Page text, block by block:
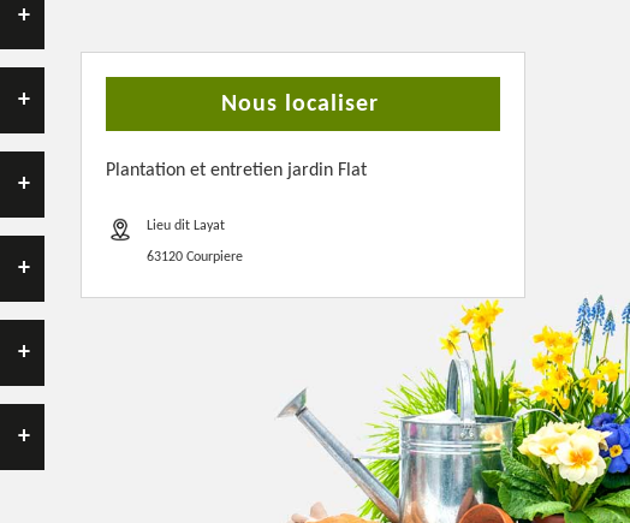
Nous localiser
Plantation et entretien jardin Flat
Lieu dit Layat
63120 Courpiere